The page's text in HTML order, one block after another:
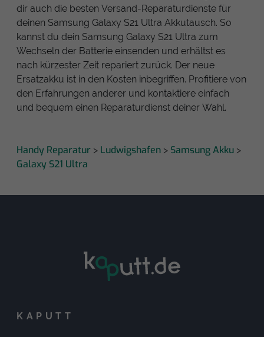
dir auch die besten Versand-Reparaturdienste für
deinen Samsung Galaxy S21 Ultra Akkutausch. So
kannst du dein Samsung Galaxy S21 Ultra zum
Wechseln der Batterie einsenden und erhältst es
nach kürzester Zeit repariert zurück. Der neue
Ersatzakku ist in den Kosten inbegriffen. Profitiere von
den Erfahrungen anderer und kontaktiere einfach
und bequem einen Reparaturdienst deiner Wahl.
Handy Reparatur > Ludwigshafen > Samsung Akku >
Galaxy S21 Ultra
KAPUTT